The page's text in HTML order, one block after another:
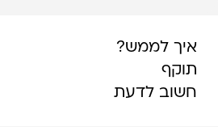
איך לממש?
תוקף
חשוב לדעת